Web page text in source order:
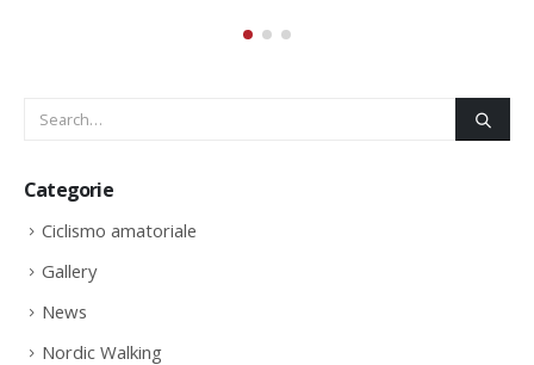
Categorie
Ciclismo amatoriale
Gallery
News
Nordic Walking